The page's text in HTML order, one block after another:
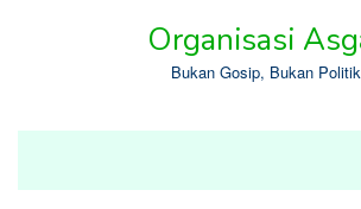
Organisasi
Bukan Gosip, Bukan Politik